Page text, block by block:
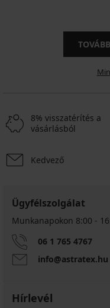
8% visszatérítés a
vásárlásból
Kedvező
Ügyfélszolgálat
Munkanapokon 8:00 -
06 1 765 4767
info@astratex.hu
Hírlevél